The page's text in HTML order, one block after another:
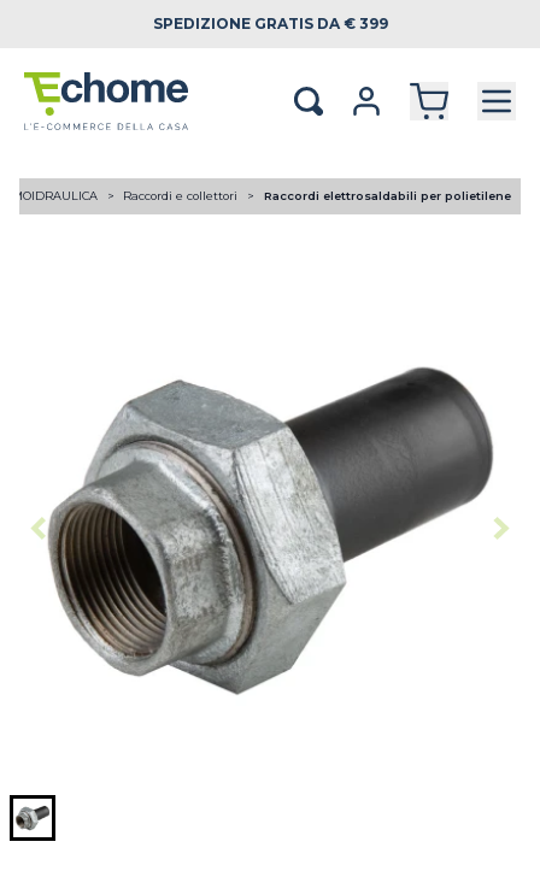
SPEDIZIONE GRATIS DA € 399
Raccordi e collettori Raccordi elettrosaldabili per polietilene